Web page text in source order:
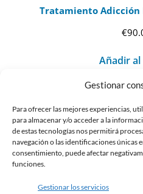
Gestionar
Para ofrecer las mejores experiencias,
para almacenar y/o acceder a la
de estas tecnologías nos permitirá
navegación o las identificaciones únicas
consentimiento, puede afectar
funciones.
Gestionar los servicios
Tratamiento Adicción
€
Añadir